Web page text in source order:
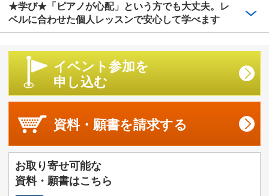
★学び★「ピアノが心配」という方でも大丈夫。レ
ベルに合わせた個人レッスンで安心して学べます
イベント参加を
申し込む
資料・願書を請求する
お取り寄せ可能な
資料・願書はこちら